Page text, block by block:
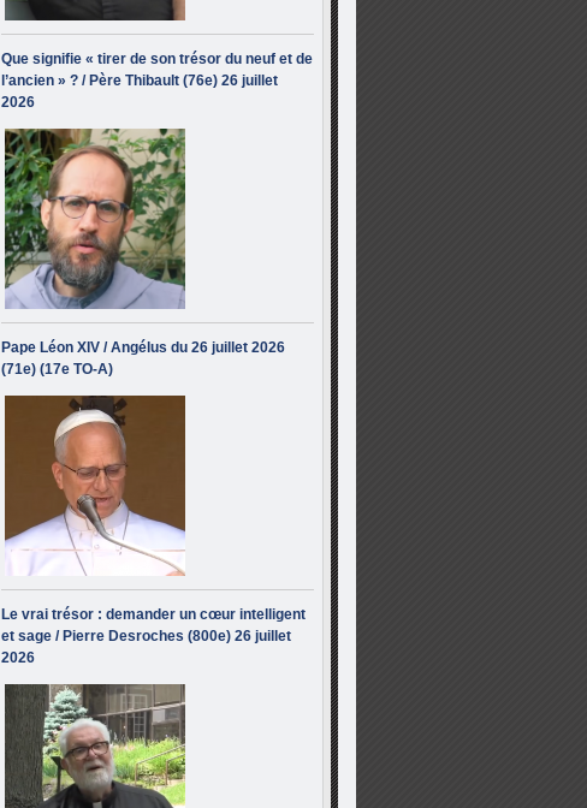
Que signifie « tirer de son trésor du neuf et de
l’ancien » ? / Père Thibault (76e) 26 juillet
2026
Pape Léon XIV / Angélus du 26 juillet 2026
(71e) (17e TO-A)
Le vrai trésor : demander un cœur intelligent
et sage / Pierre Desroches (800e) 26 juillet
2026